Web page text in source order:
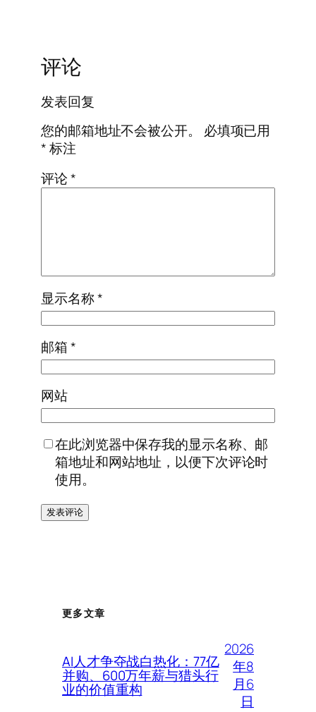
评论
发表回复
您的邮箱地址不会被公开。
必填项已用
*标注
评论*
显示名称*
邮箱*
网站
在此浏览器中保存我的显示名称、邮
箱地址和网站地址，以便下次评论时
使用。
更多文章
AI人才争夺战白热化：77亿
并购、600万年薪与猎头行
业的价值重构
2026
年8
月6
日